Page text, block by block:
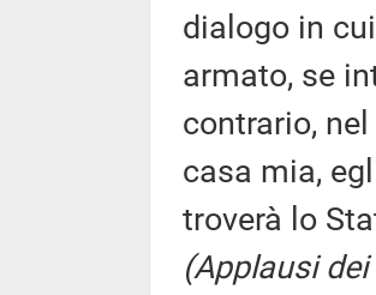
dialogo in
armato, se
contrario,
casa mia,
troverà lo
(Applausi